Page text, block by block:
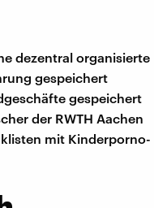
dezentral organisierte
gespeichert
gespeichert
der RWTH Aachen
mit Kinderporno-